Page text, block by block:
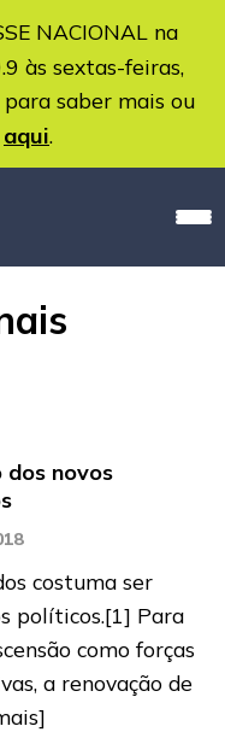
NACIONAL na
às sextas-feiras,
para saber mais ou
aqui.
dos novos
costuma ser
políticos.[1] Para
como forças
a renovação de